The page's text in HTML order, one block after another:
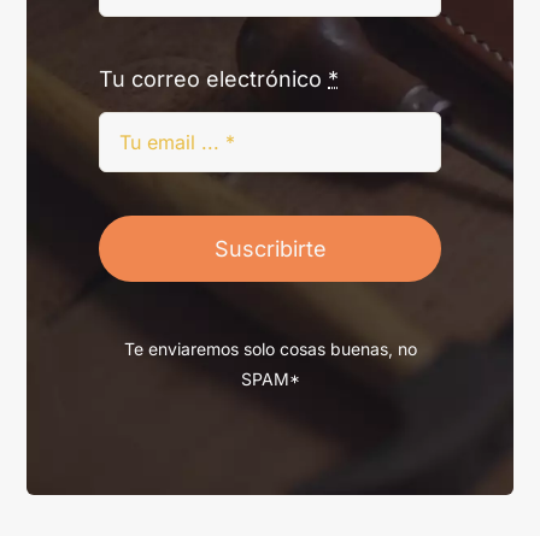
Tu correo electrónico *
Suscribirte
Te enviaremos solo cosas buenas, no
SPAM*